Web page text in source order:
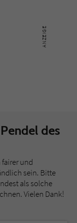
des
und
sein. Bitte
als solche
Vielen Dank!